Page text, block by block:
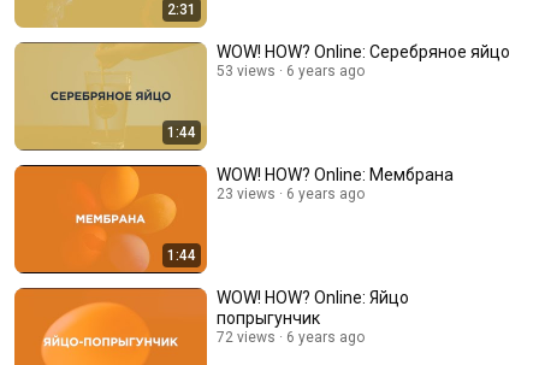
2:31
1:44
WOW! HOW? Online: Серебряное яйцо
53 views 6 years ago
1:44
WOW! HOW? Online: Мембрана
23 views 6 years ago
WOW! HOW? Online: Яйцо
попрыгунчик
72 views 6 years ago